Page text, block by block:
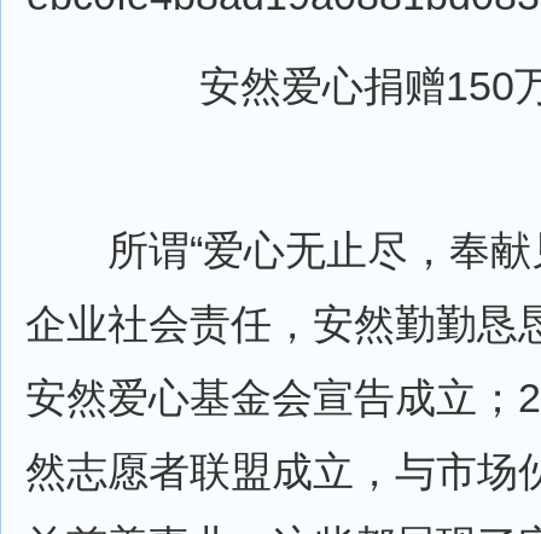
安然爱心捐赠150
所谓“爱心无止尽，奉献
企业社会责任，安然勤勤恳
安然爱心基金会宣告成立；
然志愿者联盟成立，与市场